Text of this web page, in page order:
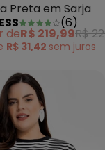
Preta em Sarja
(6)
deR$ 219,99R$
R$ 31,42 sem juros